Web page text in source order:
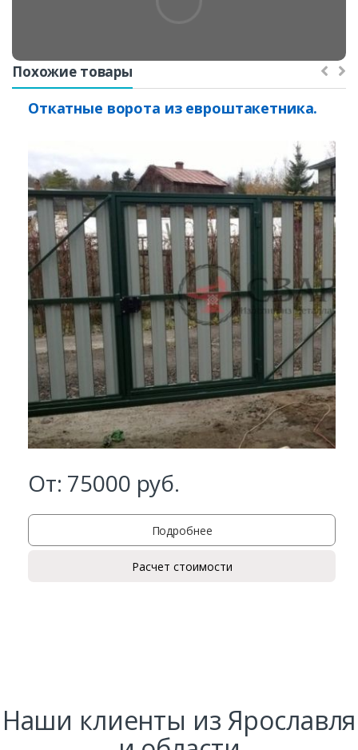
Похожие товары
Откатные ворота из евроштакетника.
От: 75000 руб.
Подробнее
Расчет стоимости
Наши клиенты из Ярославля